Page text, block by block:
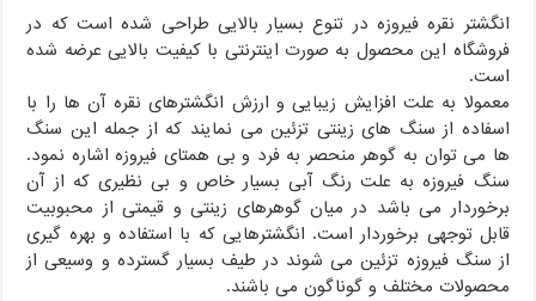
انگشتر نقره فیروزه در تنوع بسیار بالایی طراحی شده است که در
فروشگاه این محصول به صورت اینترنتی با کیفیت بالایی عرضه شده
است.
معمولا به علت افزایش زیبایی و ارزش انگشترهای نقره آن ها را با
اسفاده از سنگ های زینتی تزئین می نمایند که از جمله این سنگ
ها می توان به گوهر منحصر به فرد و بی همتای فیروزه اشاره نمود.
سنگ فیروزه به علت رنگ آبی بسیار خاص و بی نظیری که از آن
برخوردار می باشد در میان گوهرهای زینتی و قیمتی از محبوبیت
قابل توجهی برخوردار است. انگشترهایی که با استفاده و بهره گیری
از سنگ فیروزه تزئین می شوند در طیف بسیار گسترده و وسیعی از
محصولات مختلف و گوناگون می باشند.